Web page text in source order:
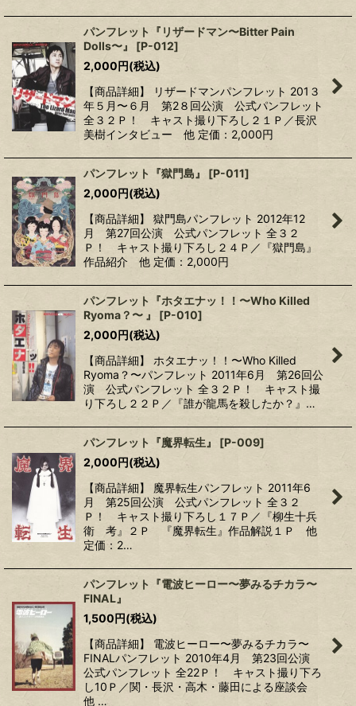
パンフレット『リザードマン〜Bitter Pain
Dolls〜』
[P-012]
2,000円(税込)
【商品詳細】 リザードマンパンフレット 201３
年５月〜６月 第2８回公演 公式パンフレット
全３２Ｐ！ キャスト撮り下ろし２１Ｐ／長沢
美樹インタビュー 他 定価：2,000円
パンフレット『獄門島』 [P-011]
2,000円(税込)
【商品詳細】 獄門島パンフレット 2012年12
月 第27回公演 公式パンフレット 全３２
Ｐ！ キャスト撮り下ろし２４Ｐ／『獄門島』
作品紹介 他 定価：2,000円
パンフレット『ホタエナッ！！〜Who Killed
Ryoma？〜 』
[P-010]
2,000円(税込)
【商品詳細】 ホタエナッ！！〜Who Killed
Ryoma？〜パンフレット 2011年6月 第26回公
演 公式パンフレット 全３２Ｐ！ キャスト撮
り下ろし２２Ｐ／『誰が龍馬を殺したか？』…
パンフレット『魔界転生』 [P-009]
2,000円(税込)
【商品詳細】 魔界転生パンフレット 2011年6
月 第25回公演 公式パンフレット 全３２
Ｐ！ キャスト撮り下ろし１７Ｐ／『柳生十兵
衛 考』２Ｐ 『魔界転生』作品解説１Ｐ 他
定価：2…
パンフレット『電波ヒーロー〜夢みるチカラ〜
FINAL』
1,500円(税込)
【商品詳細】 電波ヒーロー〜夢みるチカラ〜
FINALパンフレット 2010年4月 第23回公演
公式パンフレット 全22Ｐ！ キャスト撮り下ろ
し10Ｐ／関・長沢・高木・藤田による座談会
他 …